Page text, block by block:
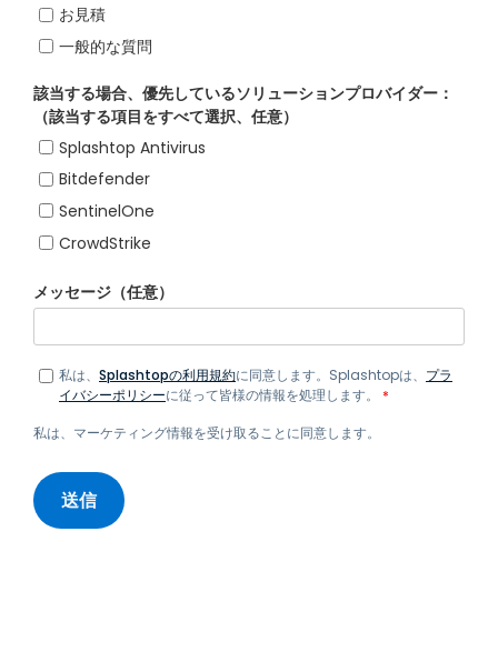
お見積
一般的な質問
該当する場合、優先しているソリューションプロバイダー：
（該当する項目をすべて選択、任意）
Splashtop Antivirus
Bitdefender
SentinelOne
CrowdStrike
メッセージ（任意）
私は、 Splashtopの利用規約に同意します。Splashtopは、 プラ
イバシーポリシーに従って皆様の情報を処理します。
*
私は、マーケティング情報を受け取ることに同意します。